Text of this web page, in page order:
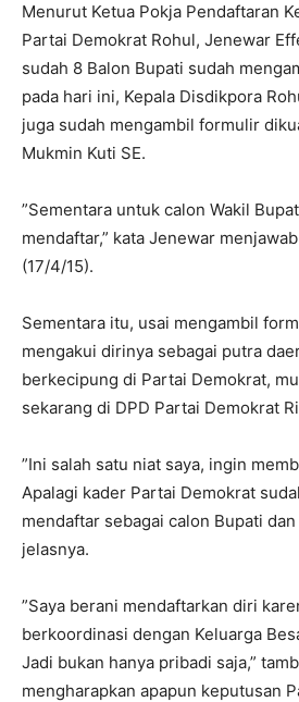
Menurut Ketua Pokja Pendaftaran
Partai Demokrat Rohul, Jenewar
sudah 8 Balon Bupati sudah
pada hari ini, Kepala Disdikpora
juga sudah mengambil formulir
Mukmin Kuti SE.
”Sementara untuk calon Wakil
mendaftar,” kata Jenewar
(17/4/15).
Sementara itu, usai mengambil
mengakui dirinya sebagai putra
berkecipung di Partai Demokrat,
sekarang di DPD Partai Demokrat
”Ini salah satu niat saya, ingin
Apalagi kader Partai Demokrat
mendaftar sebagai calon Bupati dan
jelasnya.
”Saya berani mendaftarkan diri
berkoordinasi dengan Keluarga
Jadi bukan hanya pribadi saja,”
mengharapkan apapun keputusan